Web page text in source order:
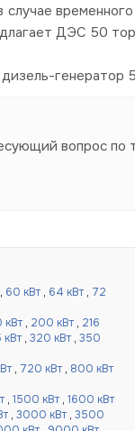
ДЭС 50
вопрос по
, 60 кВт , 64 кВт , 72
кВт , 200 кВт , 216
кВт , 320 кВт , 350
, 720 кВт , 800 кВт
, 1500 кВт , 1600 кВт
, 3000 кВт , 3500